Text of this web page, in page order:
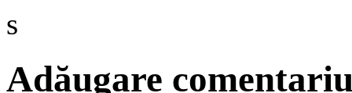
s
Adăugare